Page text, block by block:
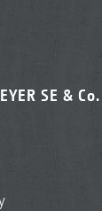
SE & Co.